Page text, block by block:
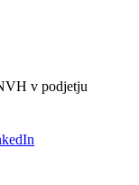
v podjetju